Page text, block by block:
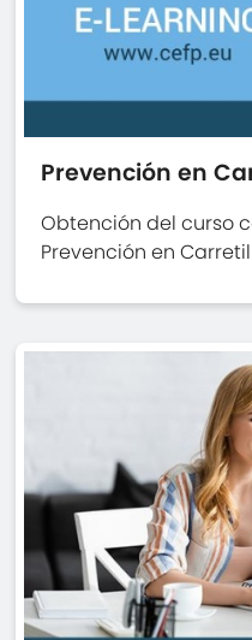
Prevención en
Obtención del curso
Prevención en